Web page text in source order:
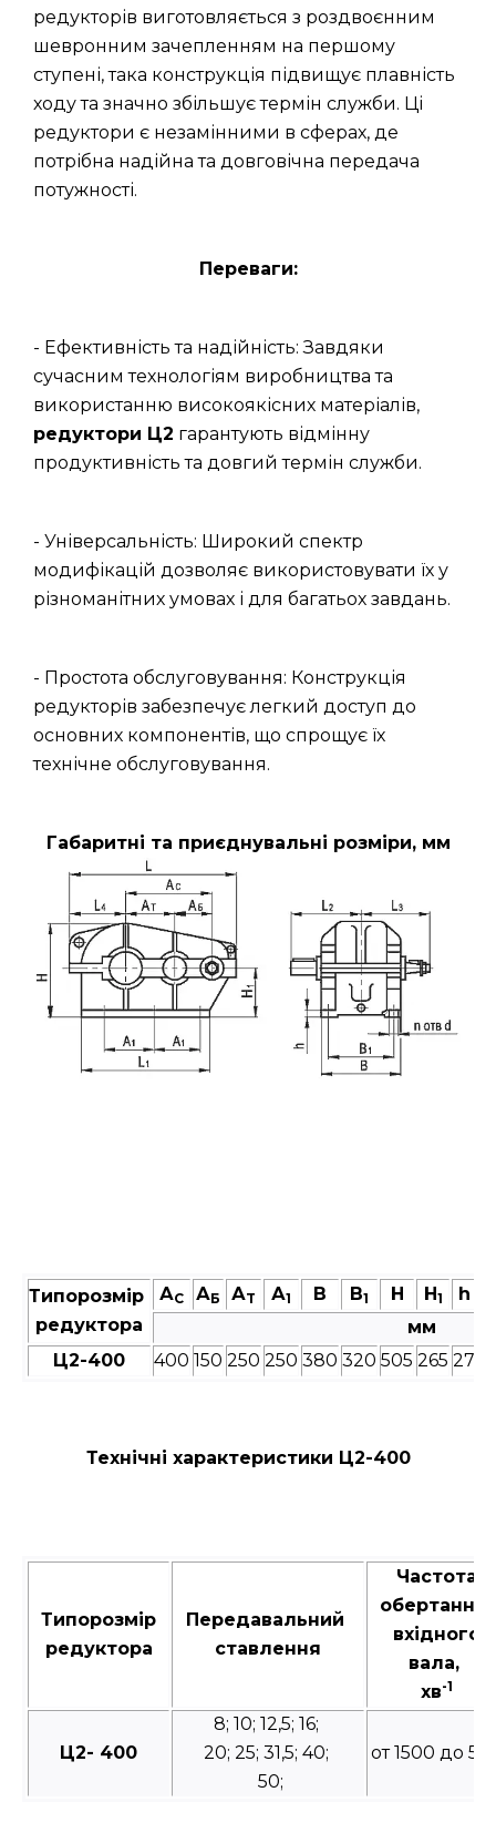
редукторів виготовляється з роздвоєнним
шевронним зачепленням на першому
ступені, така конструкція підвищує плавність
ходу та значно збільшує термін служби. Ці
редуктори є незамінними в сферах, де
потрібна надійна та довговічна передача
потужності.
Переваги:
- Ефективність та надійність: Завдяки
сучасним технологіям виробництва та
використанню високоякісних матеріалів,
редуктори Ц2 гарантують відмінну
продуктивність та довгий термін служби.
- Універсальність: Широкий спектр
модифікацій дозволяє використовувати їх у
різноманітних умовах і для багатьох завдань.
- Простота обслуговування: Конструкція
редукторів забезпечує легкий доступ до
основних компонентів, що спрощує їх
технічне обслуговування.
Габаритні та приєднувальні розміри, мм
Типорозмір
редуктора
АC АБ АT А1 В В1 Н Н 1 h
мм
Ц2-400
400 150 250 250 380 320 505 265 27
Технічні характеристики Ц2-400
Типорозмір
редуктора
Передавальний
ставлення
Частота
обертання
вхідного
вала,
хв-1
Ц2- 400
8; 10; 12,5; 16;
20; 25; 31,5; 40;
50;
от 1500 до